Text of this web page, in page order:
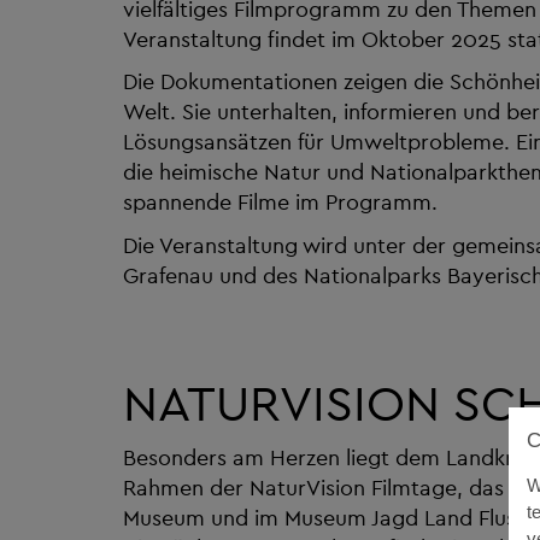
vielfältiges Filmprogramm zu den
Veranstaltung findet im Oktober 2025
Die Dokumentationen zeigen die
Welt. Sie unterhalten, informieren und
Lösungsansätzen für Umweltprobleme.
die heimische Natur und
spannende Filme im Programm.
Die Veranstaltung wird unter der
Grafenau und des Nationalparks
NATURVISION
Besonders am Herzen liegt dem Landkreis
Rahmen der NaturVision Filmtage, das
Museum und im Museum Jagd Land